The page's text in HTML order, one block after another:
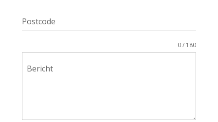
Postcode
Bericht
0 / 180